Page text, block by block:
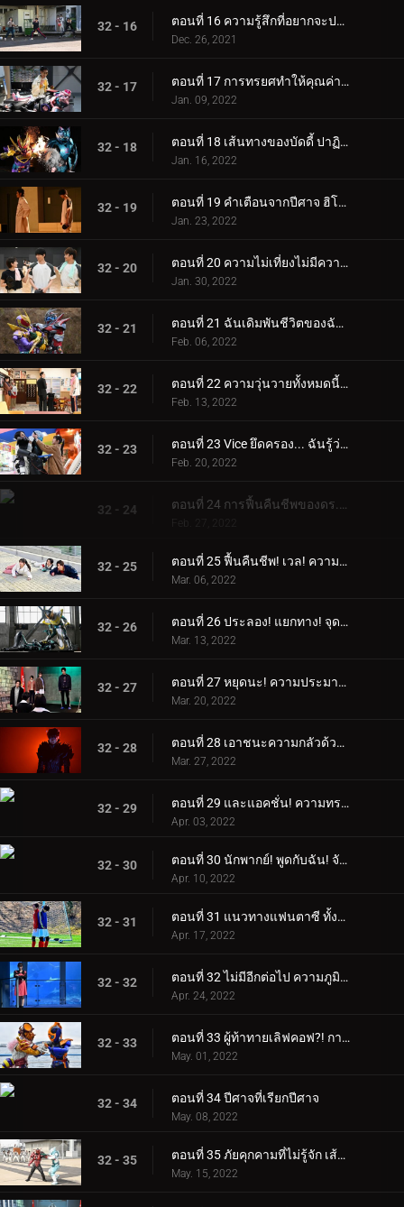
32 - 16 ตอนที่ 16 ความรู้สึกที่อยากจะปกป้อง... ถึงเวลาของพี่น้องอิการาชิแล้ว!
Dec. 26, 2021
32 - 17 ตอนที่ 17 การทรยศทำให้คุณค่าที่แท้จริงของเพื่อนลึกซึ้งยิ่งขึ้น
Jan. 09, 2022
32 - 18 ตอนที่ 18 เส้นทางของบัดดี้ ปาฏิหาริย์แห่งไฟและน้ำแข็ง
Jan. 16, 2022
32 - 19 ตอนที่ 19 คำเตือนจากปีศาจ ฮิโรมิถูกล้อมแล้ว!
Jan. 23, 2022
32 - 20 ตอนที่ 20 ความไม่เที่ยงไม่มีความรู้สึก การคืนทุนในการเปลี่ยนแปลง
Jan. 30, 2022
32 - 21 ตอนที่ 21 ฉันเดิมพันชีวิตของฉันและทิ้งคุณไว้กับความรู้สึกเหล่านี้
Feb. 06, 2022
32 - 22 ตอนที่ 22 ความวุ่นวายทั้งหมดนี้เพื่อหนทางไปสู่จุดสูงสุด?!
Feb. 13, 2022
32 - 23 ตอนที่ 23 Vice ยึดครอง... ฉันรู้ว่าเขาจะทรยศเรา!
Feb. 20, 2022
32 - 24
32 - 25 ตอนที่ 25 ฟื้นคืนชีพ! เวล! ความทรงจำของครอบครัวอิการาชิ
Mar. 06, 2022
32 - 26 ตอนที่ 26 ประลอง! แยกทาง! จุดจบของความมืดและแสงสว่าง
Mar. 13, 2022
32 - 27 ตอนที่ 27 หยุดนะ! ความประมาทของทรราชและความเร่งรีบของการทำร้ายร่างกาย
Mar. 20, 2022
32 - 28 ตอนที่ 28 เอาชนะความกลัวด้วยความเร็วปานสายฟ้า! หัวใจสองดวงเชื่อมั่นในตัวตนเดียว!
Mar. 27, 2022
32 - 29 ตอนที่ 29 และแอคชั่น! ความทรงจำของฮิโรมิ!
Apr. 03, 2022
32 - 30 ตอนที่ 30 นักพากย์! พูดกับฉัน! จัดการกับวัยรุ่น
Apr. 10, 2022
32 - 31 ตอนที่ 31 แนวทางแฟนตาซี ทั้งสองฝ่ายสู่ความฝัน
Apr. 17, 2022
32 - 32 ตอนที่ 32 ไม่มีอีกต่อไป ความภูมิใจของราชินี
Apr. 24, 2022
32 - 33 ตอนที่ 33 ผู้ท้าทายเลิฟคอฟ?! การตัดสินใจของซากุระ
May. 01, 2022
32 - 34 ตอนที่ 34 ปีศาจที่เรียกปีศาจ
May. 08, 2022
32 - 35 ตอนที่ 35 ภัยคุกคามที่ไม่รู้จัก เส้นทางที่เราควรก้าวไป
May. 15, 2022